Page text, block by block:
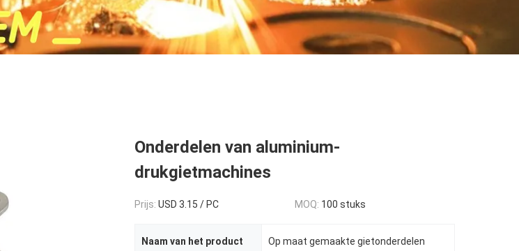
Onderdelen van aluminium-
drukgietmachines
Prijs: USD 3.15 / PC MOQ: 100 stuks
Naam van het product Op maat gemaakte gietonderdelen